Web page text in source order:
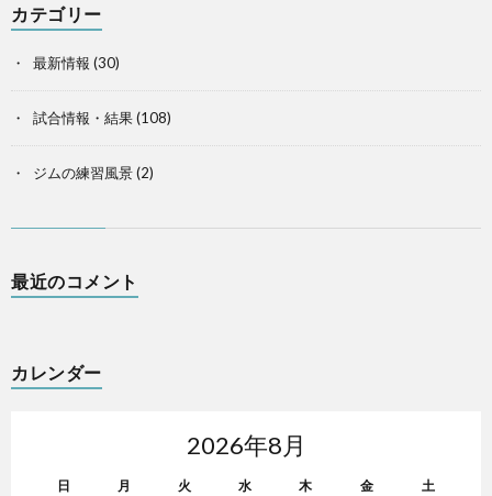
カテゴリー
最新情報 (30)
試合情報・結果(108)
ジムの練習風景(2)
最近のコメント
カレンダー
2026年8月
日 月 火 水 木 金 土